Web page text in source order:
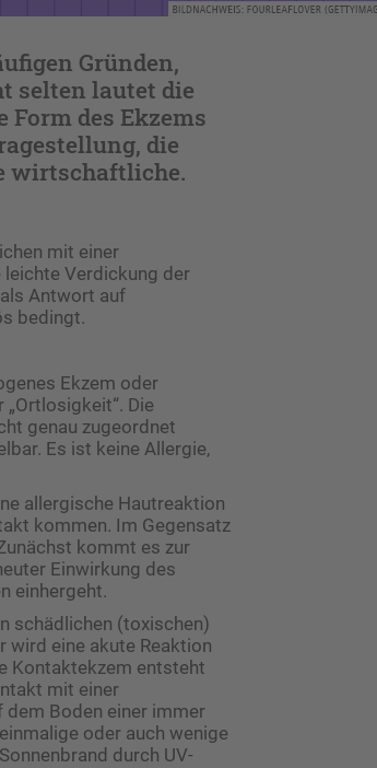
Gründen,
selten lautet die
Form des Ekzems
die
wirtschaftliche.
mit einer
leichte Verdickung der
Antwort auf
bedingt.
Ekzem oder
Die
genau zugeordnet
Es ist keine Allergie,
allergische Hautreaktion
kommen. Im Gegensatz
kommt es zur
Einwirkung des
einhergeht.
schädlichen (toxischen)
wird eine akute Reaktion
Kontaktekzem entsteht
mit einer
Boden einer immer
oder auch wenige
durch UV-